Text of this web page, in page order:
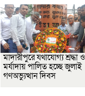
মাদারীপুরে যথাযোগ্য শ্রদ্ধা ও
মর্যাদায় পালিত হচ্ছে জুলাই
গণঅভ্যুত্থান দিবস